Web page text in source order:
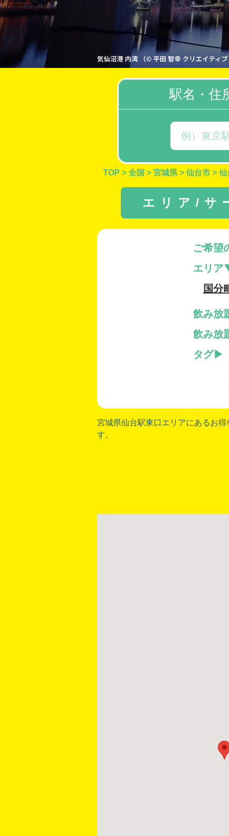
気仙沼港 内湾 （© 平田 智幸 クリエイテ
駅名・住
TOP > 全国 > 宮城県 > 仙台市 > 仙
エリア/サ
ご希望
エリア
国分
飲み放
飲み放
タグ
宮城県仙台駅東口エリアにあるお
す。